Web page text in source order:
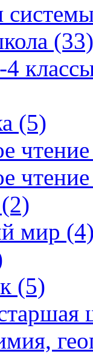
(33)
(5)
мир
(5)